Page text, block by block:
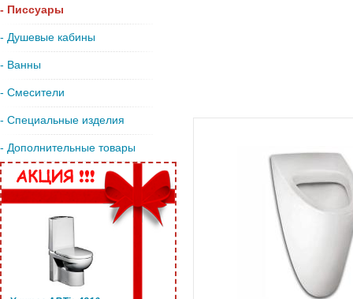
- Писсуары
- Душевые кабины
- Ванны
- Смесители
- Специальные изделия
- Дополнительные товары